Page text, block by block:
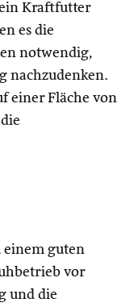
Kraftfutter
es die
notwendig,
nachzudenken.
einer Fläche von
einem guten
vor
und die